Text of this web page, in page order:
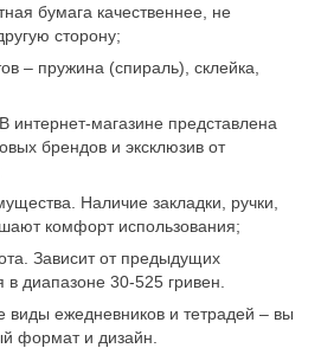
бумага качественнее, не
сторону;
– пружина (спираль), склейка,
интернет-магазине представлена
брендов и эксклюзив от
Наличие закладки, ручки,
комфорт использования;
Зависит от предыдущих
в диапазоне 30-525 гривен.
виды ежедневников и тетрадей – вы
формат и дизайн.